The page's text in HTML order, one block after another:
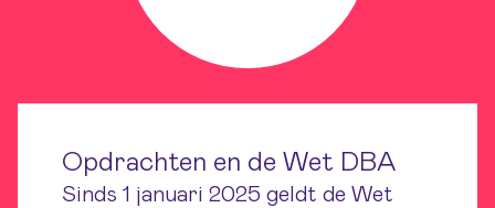
Opdrachten en de Wet DBA
Sinds 1 januari 2025 geldt de Wet